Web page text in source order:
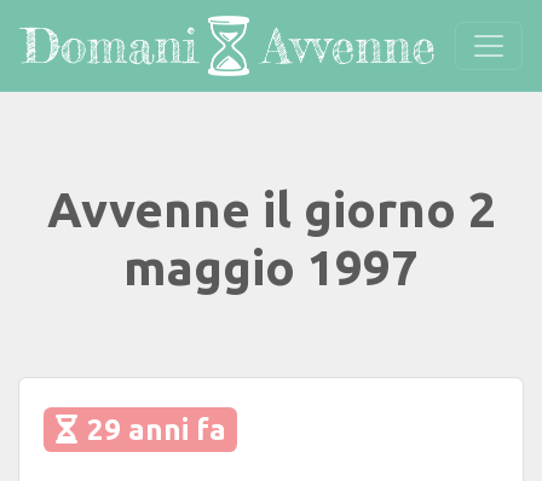
Avvenne il giorno 2
maggio 1997
29 anni fa